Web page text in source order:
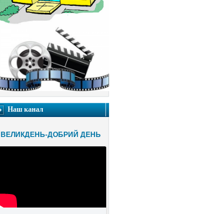
Наш канал
ВЕЛИКДЕНЬ-ДОБРИЙ ДЕНЬ